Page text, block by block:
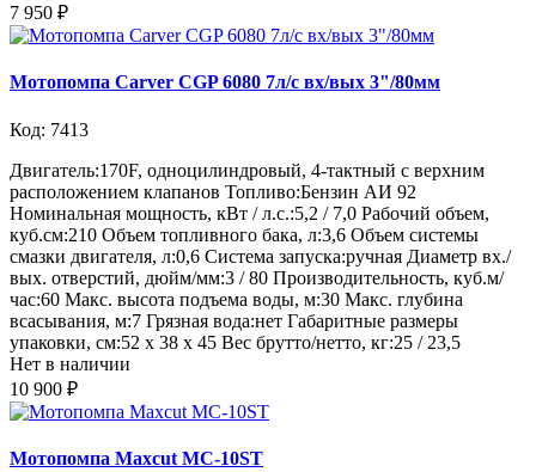
7 950 ₽
Мотопомпа Carver CGP 6080 7л/с вх/вых 3"/80мм
Код: 7413
Двигатель:170F, одноцилиндровый, 4-тактный с верхним
расположением клапанов Топливо:Бензин АИ 92
Номинальная мощность, кВт / л.с.:5,2 / 7,0 Рабочий объем,
куб.см:210 Объем топливного бака, л:3,6 Объем системы
смазки двигателя, л:0,6 Система запуска:ручная Диаметр вх./
вых. отверстий, дюйм/мм:3 / 80 Производительность, куб.м/
час:60 Макс. высота подъема воды, м:30 Макс. глубина
всасывания, м:7 Грязная вода:нет Габаритные размеры
упаковки, см:52 x 38 x 45 Вес брутто/нетто, кг:25 / 23,5
Нет в наличии
10 900 ₽
Мотопомпа Maxcut МС-10ST